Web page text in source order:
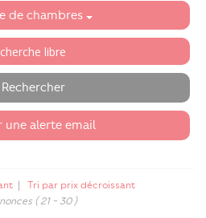
de chambres
Rechercher
une alerte email
|
Tri par prix décroissant
( 21 - 30 )